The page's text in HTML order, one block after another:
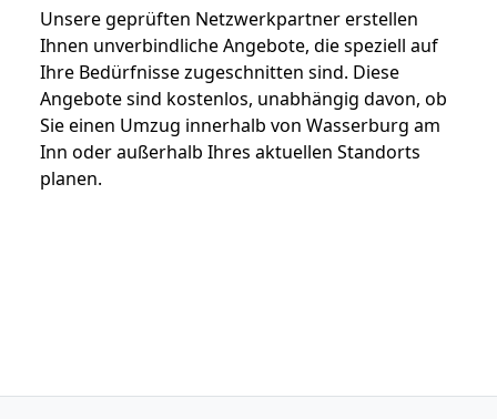
Unsere geprüften Netzwerkpartner erstellen
Ihnen unverbindliche Angebote, die speziell auf
Ihre Bedürfnisse zugeschnitten sind. Diese
Angebote sind kostenlos, unabhängig davon, ob
Sie einen Umzug innerhalb von Wasserburg am
Inn oder außerhalb Ihres aktuellen Standorts
planen.